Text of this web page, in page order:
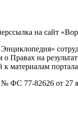
на сайт
Правах на
материалам
ФС 77-82626 от 27